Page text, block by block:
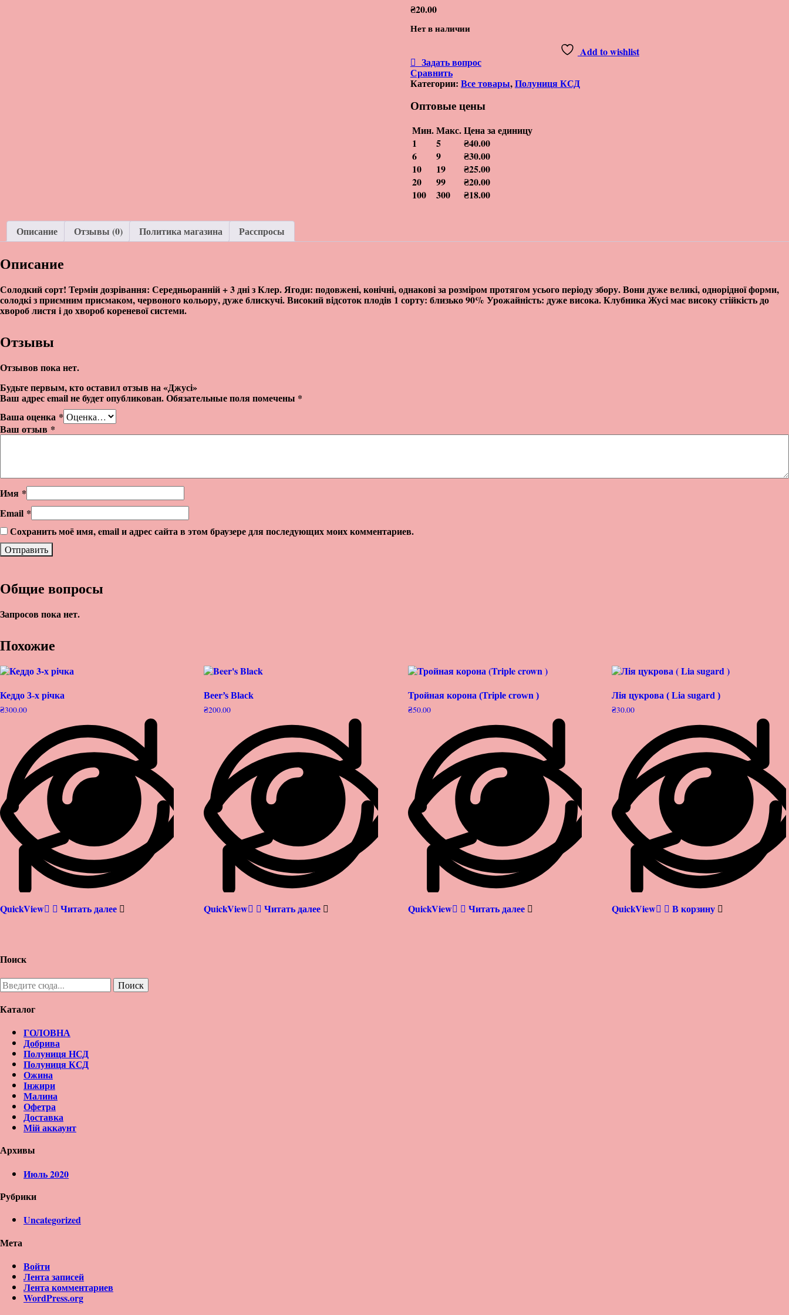
₴20.00
Нет в наличии
Add to wishlist
Задать вопрос
Сравнить
Категории: Все товары,Полуниця КСД
Оптовые цены
Мин.Макс.Цена за единицу
1
5 ₴40.00
6
9 ₴30.00
10
19 ₴25.00
20
99 ₴20.00
100
300 ₴18.00
Описание Отзывы (0) Политика магазина Расспросы
Описание
Солодкий сорт! Термін дозрівання: Середньоранній + 3 дні з Клер. Ягоди: подовжені, конічні, однакові за розміром протягом усього періоду збору. Вони дуже великі, однорідної форми,
солодкі з приємним присмаком, червоного кольору, дуже блискучі. Високий відсоток плодів 1 сорту: близько 90% Урожайність: дуже висока. Клубника Жусі має високу стійкість до
хвороб листя і до хвороб кореневої системи.
Отзывы
Отзывов пока нет.
Будьте первым, кто оставил отзыв на «Джусі»
Ваш адрес email не будет опубликован.Обязательные поля помечены *
Ваша оценка *
Ваш отзыв *
Имя *
Email *
Сохранить моё имя, email и адрес сайта в этом браузере для последующих моих комментариев.
Общие вопросы
Запросов пока нет.
Похожие
Кеддо 3-х річка
₴300.00
QuickView Читать далее
Beer’s Black
₴200.00
QuickView Читать далее
Тройная корона (Triple crown )
₴50.00
QuickView Читать далее
Лія цукрова ( Lia sugard )
₴30.00
QuickView В корзину
Поиск
Каталог
ГОЛОВНА
Добрива
Полуниця НСД
Полуниця КСД
Ожина
Інжири
Малина
Офетра
Доставка
Мій аккаунт
Архивы
Июль 2020
Рубрики
Uncategorized
Мета
Войти
Лента записей
Лента комментариев
WordPress.org